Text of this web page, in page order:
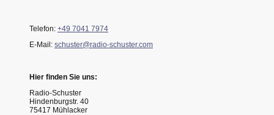
Telefon: +49 7041 7974
E-Mail: schuster@radio-schuster.com
Hier finden Sie uns:
Radio-Schuster
Hindenburgstr. 40
75417 Mühlacker